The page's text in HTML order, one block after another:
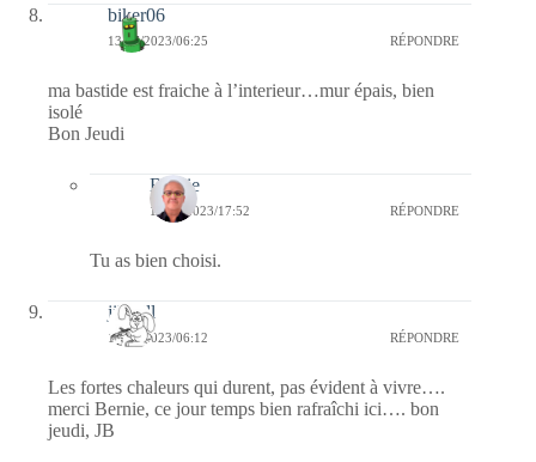
biker06
13/07/2023/06:25 RÉPONDRE
ma bastide est fraiche à l’interieur…mur épais, bien
isolé
Bon Jeudi
Bernie
13/07/2023/17:52 RÉPONDRE
Tu as bien choisi.
jill bill
13/07/2023/06:12 RÉPONDRE
Les fortes chaleurs qui durent, pas évident à vivre….
merci Bernie, ce jour temps bien rafraîchi ici…. bon
jeudi, JB